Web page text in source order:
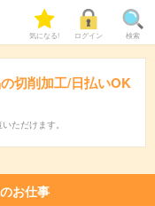
気になる! ログイン 検索
切削加工/日払いOK
ただけます。
お仕事